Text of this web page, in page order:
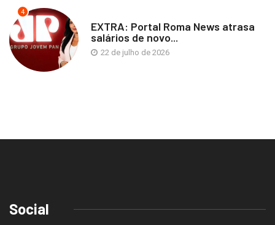
4
EXTRA: Portal Roma News atrasa
salários de novo...
22 de julho de 2026
Social